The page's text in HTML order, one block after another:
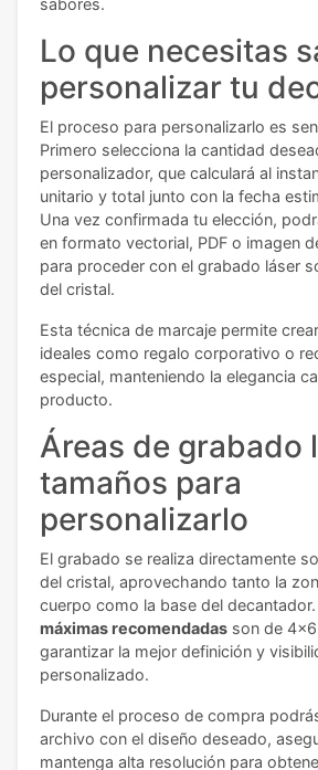
sabores.
Lo que necesitas
personalizar tu
El proceso para personalizarlo es
Primero selecciona la cantidad
personalizador, que calculará al
unitario y total junto con la fecha
Una vez confirmada tu elección,
en formato vectorial, PDF o imagen
para proceder con el grabado láser
del cristal.
Esta técnica de marcaje permite
ideales como regalo corporativo o
especial, manteniendo la elegancia
producto.
Áreas de grabado
tamaños para
personalizarlo
El grabado se realiza directamente
del cristal, aprovechando tanto la
cuerpo como la base del decantador.
máximas recomendadas son de
garantizar la mejor definición y
personalizado.
Durante el proceso de compra
archivo con el diseño deseado,
mantenga alta resolución para